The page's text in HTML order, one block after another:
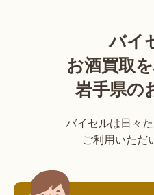
バイ
お酒買取
岩手県の
バイセルは日々
ご利用いただ